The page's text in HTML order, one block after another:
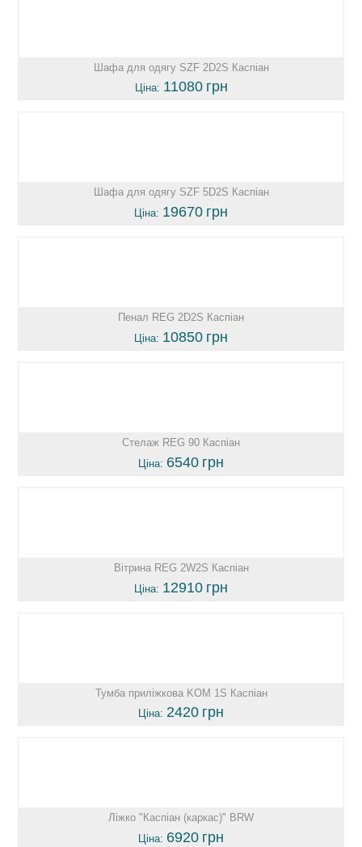
Шафа для одягу SZF 2D2S Каспіан
Ціна: 11080 грн
Шафа для одягу SZF 5D2S Каспіан
Ціна: 19670 грн
Пенал REG 2D2S Каспіан
Ціна: 10850 грн
Стелаж REG 90 Каспіан
Ціна: 6540 грн
Вітрина REG 2W2S Каспіан
Ціна: 12910 грн
Тумба приліжкова KOM 1S Каспіан
Ціна: 2420 грн
Ліжко "Каспіан (каркас)" BRW
Ціна: 6920 грн